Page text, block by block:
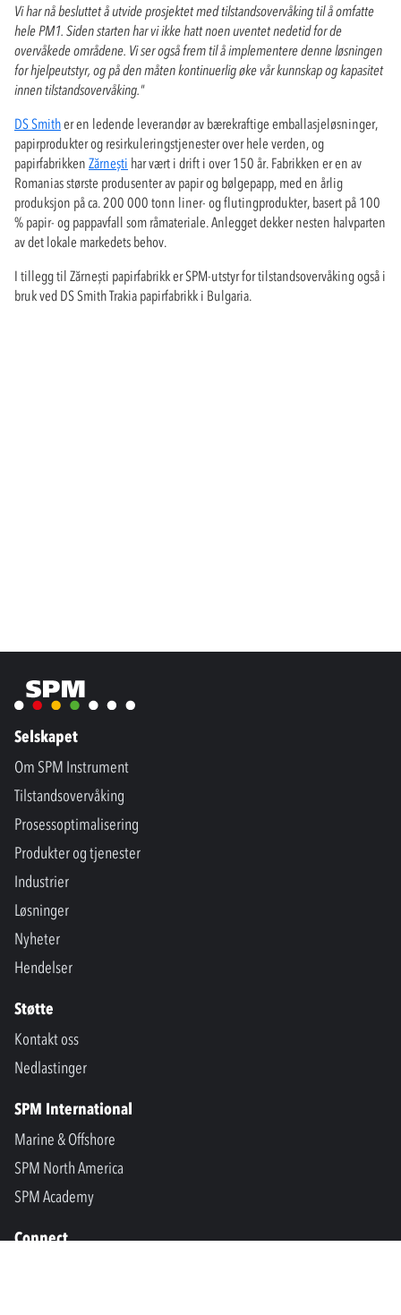
Vi har nå besluttet å utvide prosjektet med tilstandsovervåking til å omfatte
hele PM1. Siden starten har vi ikke hatt noen uventet nedetid for de
overvåkede områdene. Vi ser også frem til å implementere denne løsningen
for hjelpeutstyr, og på den måten kontinuerlig øke vår kunnskap og kapasitet
innen tilstandsovervåking."
DS Smither en ledende leverandør av bærekraftige emballasjeløsninger,
papirprodukter og resirkuleringstjenester over hele verden, og
papirfabrikken Zărnești har vært i drift i over 150 år. Fabrikken er en av
Romanias største produsenter av papir og bølgepapp, med en årlig
produksjon på ca. 200 000 tonn liner- og flutingprodukter, basert på 100
% papir- og pappavfall som råmateriale. Anlegget dekker nesten halvparten
av det lokale markedets behov.
I tillegg til Zărnești papirfabrikk er SPM-utstyr for tilstandsovervåking også i
bruk ved DS Smith Trakia papirfabrikk i Bulgaria.
Selskapet
Om SPM Instrument
Tilstandsovervåking
Prosessoptimalisering
Produkter og tjenester
Industrier
Løsninger
Nyheter
Hendelser
Støtte
Kontakt oss
Nedlastinger
SPM International
Marine & Offshore
SPM North America
SPM Academy
Connect